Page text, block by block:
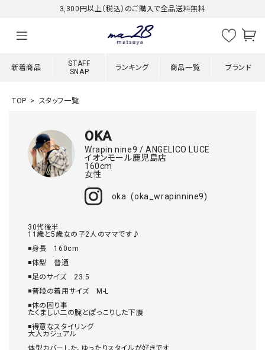
3,300円以上（税込）のご購入で全品送料無料
新着商品
STAFF
SNAP
ランキング 商品一覧 ブランド
TOP スタッフ一覧
OKA
Wrapin nine9 / ANGELICO LUCE
イオンモール鹿児島店
160cm
女性
oka oka_wrapinnine9
30代後半
11歳と5歳女の子2人のママです♪
◾️身長　160cm
◾️体型　普通
◾️足のサイズ　23.5
◾️普段の着用サイズ　M-L
◾️体の困り事
たくましい二の腕とぽっこりした下腹
◾️得意なスタイリング
大人カジュアル
体型カバーした、ゆったりスタイルが好きです